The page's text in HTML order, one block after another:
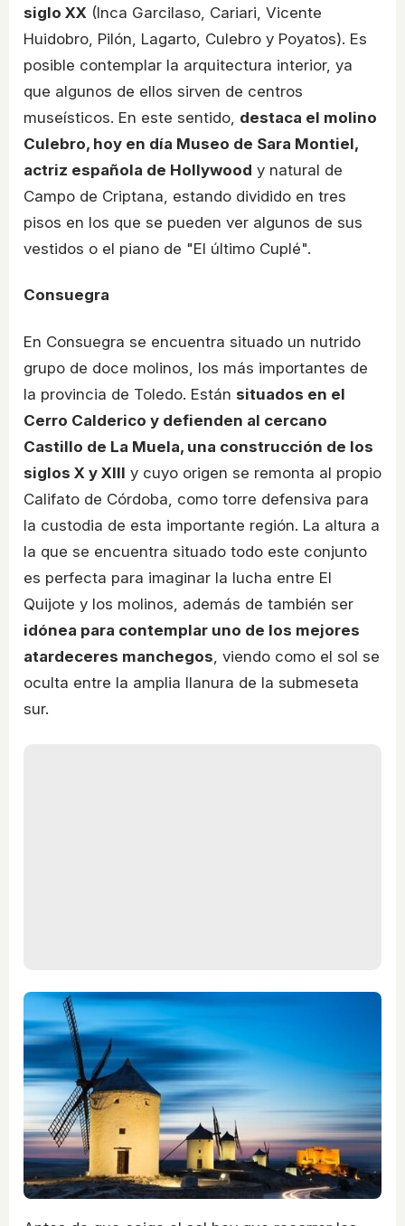
siglo XX (Inca Garcilaso, Cariari, Vicente
Huidobro, Pilón, Lagarto, Culebro y Poyatos). Es
posible contemplar la arquitectura interior, ya
que algunos de ellos sirven de centros
museísticos. En este sentido, destaca el molino
Culebro, hoy en día Museo de Sara Montiel,
actriz española de Hollywood y natural de
Campo de Criptana, estando dividido en tres
pisos en los que se pueden ver algunos de sus
vestidos o el piano de "El último Cuplé".
Consuegra
En Consuegra se encuentra situado un nutrido
grupo de doce molinos, los más importantes de
la provincia de Toledo. Están situados en el
Cerro Calderico y defienden al cercano
Castillo de La Muela, una construcción de los
siglos X y XIII y cuyo origen se remonta al propio
Califato de Córdoba, como torre defensiva para
la custodia de esta importante región. La altura a
la que se encuentra situado todo este conjunto
es perfecta para imaginar la lucha entre El
Quijote y los molinos, además de también ser
idónea para contemplar uno de los mejores
atardeceres manchegos , viendo como el sol se
oculta entre la amplia llanura de la submeseta
sur.